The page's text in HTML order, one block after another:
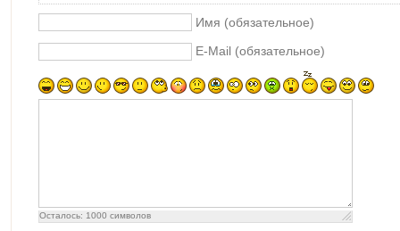
Имя (обязательное)
E-Mail (обязательное)
Осталось: 1000 символов